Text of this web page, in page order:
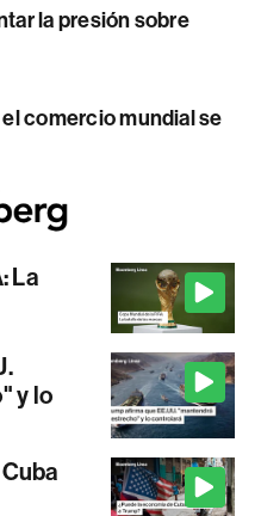
la presión sobre
comercio mundial se
La
y lo